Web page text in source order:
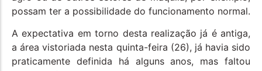
possam ter a possibilidade do funcionamento normal.
A expectativa em torno desta realização já é antiga,
a área vistoriada nesta quinta-feira (26), já havia sido
praticamente definida há alguns anos, mas faltou